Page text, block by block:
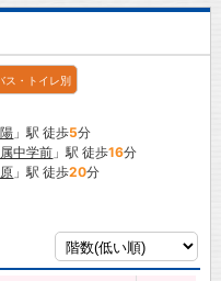
ス・トイレ別
」駅 徒歩5分
中学前 」駅 徒歩16分
」駅 徒歩20分